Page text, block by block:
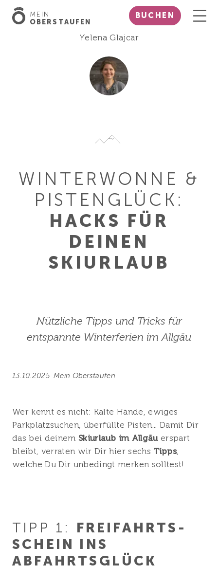
MEIN
OBERSTAUFEN
BUCHEN
Yelena Glajcar
WINTERWONNE &
PISTENGLÜCK:
HACKS FÜR
DEINEN
SKIURLAUB
Nützliche Tipps und Tricks für
entspannte Winterferien im Allgäu
13.10.2025 Mein Oberstaufen
Wer kennt es nicht: Kalte Hände, ewiges
Parkplatzsuchen, überfüllte Pisten... Damit Dir
das bei deinem Skiurlaub im Allgäu erspart
bleibt, verraten wir Dir hier sechs Tipps,
welche Du Dir unbedingt merken solltest!
TIPP 1: FREIFAHRTS­
SCHEIN INS
ABFAHRTS­GLÜCK